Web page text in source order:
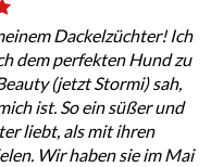
Dackelzüchter! Ich
dem perfekten Hund zu
(jetzt Stormi) sah,
ist. So ein süßer und
liebt, als mit ihren
Wir haben sie im Mai